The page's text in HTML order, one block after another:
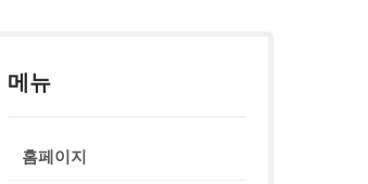
메뉴
홈페이지